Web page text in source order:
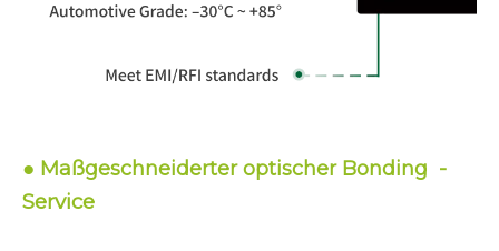
● Maßgeschneiderter optischer Bonding -
Service